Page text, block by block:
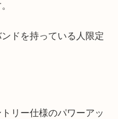
ドを持っている人限定
リー仕様のパワーアッ